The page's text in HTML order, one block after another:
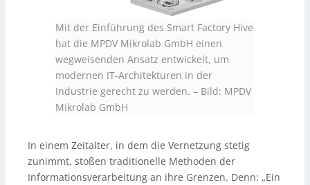
Mit der Einführung des Smart Factory Hive
hat die MPDV Mikrolab GmbH einen
wegweisenden Ansatz entwickelt, um
modernen IT-Architekturen in der
Industrie gerecht zu werden. – Bild: MPDV
Mikrolab GmbH
In einem Zeitalter, in dem die Vernetzung stetig
zunimmt, stoßen traditionelle Methoden der
Informationsverarbeitung an ihre Grenzen. Denn: „Ein